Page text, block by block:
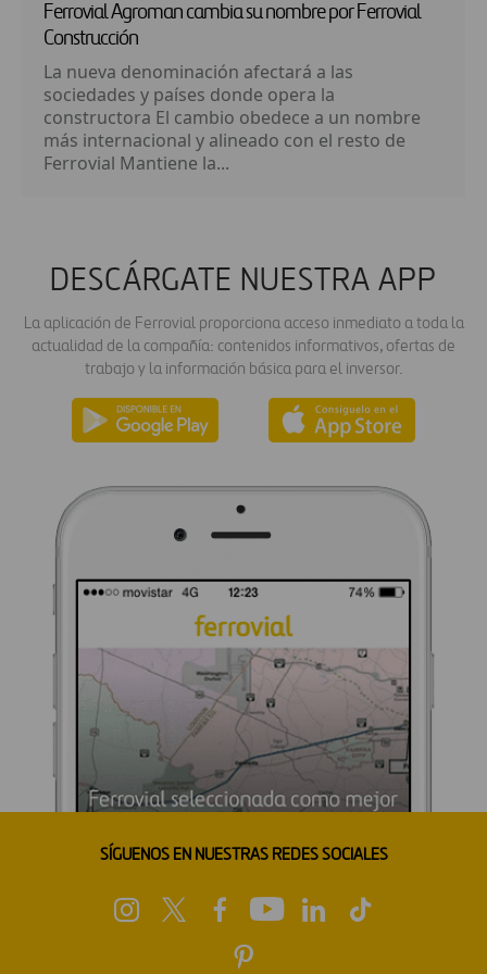
Ferrovial Agroman cambia su nombre por Ferrovial
Construcción
La nueva denominación afectará a las
sociedades y países donde opera la
constructora El cambio obedece a un nombre
más internacional y alineado con el resto de
Ferrovial Mantiene la...
DESCÁRGATE NUESTRA APP
La aplicación de Ferrovial proporciona acceso inmediato a toda la
actualidad de la compañía: contenidos informativos, ofertas de
trabajo y la información básica para el inversor.
SÍGUENOS EN NUESTRAS REDES SOCIALES